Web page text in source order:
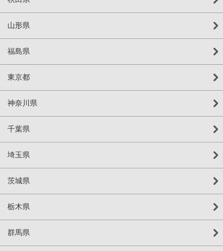
山形県
福島県
東京都
神奈川県
千葉県
埼玉県
茨城県
栃木県
群馬県